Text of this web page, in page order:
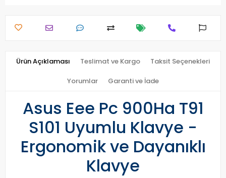
Ürün Açıklaması Teslimat ve Kargo Taksit Seçenekleri
Yorumlar Garanti ve İade
Asus Eee Pc 900Ha T91
S101 Uyumlu Klavye -
Ergonomik ve Dayanıklı
Klavye